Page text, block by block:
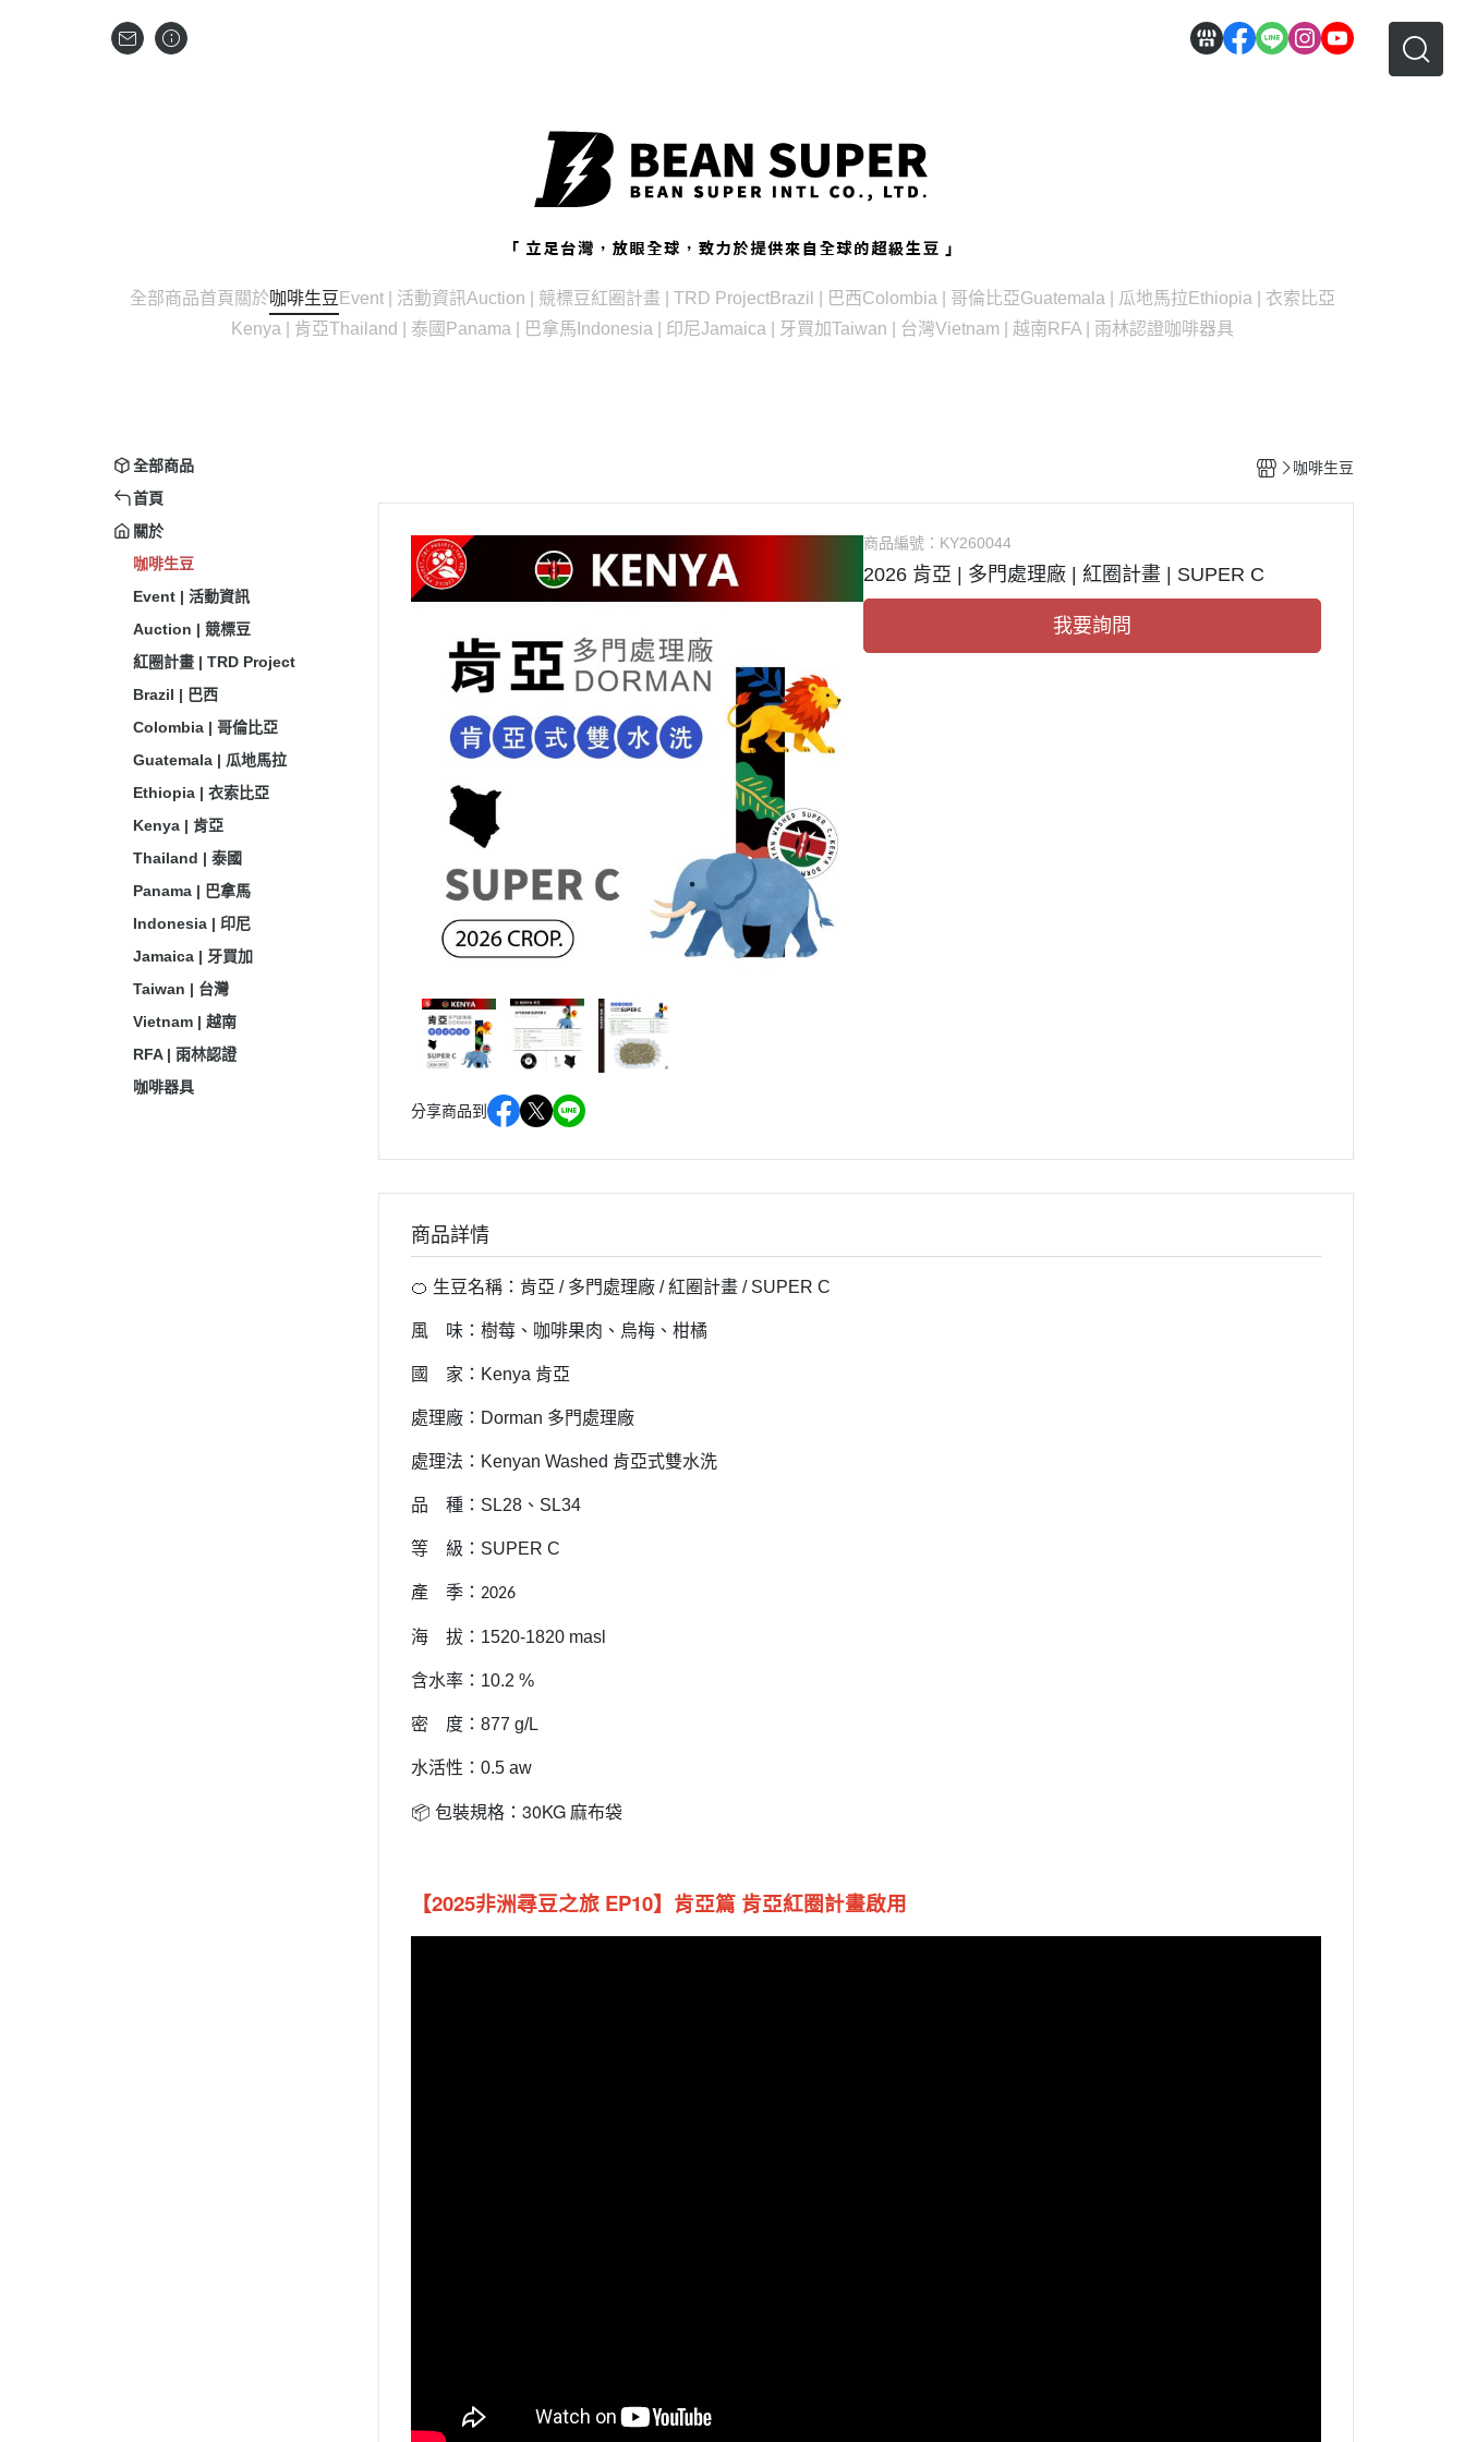
全部商品首頁 關於咖啡生豆 Event | 活動資訊Auction | 競標豆 紅圈計畫 | TRD ProjectBrazil | 巴西Colombia | 哥倫比亞Guatemala | 瓜地馬拉 Ethiopia | 衣索比亞
Kenya | 肯亞Thailand | 泰國 Panama | 巴拿馬 Indonesia | 印尼Jamaica | 牙買加Taiwan | 台灣Vietnam | 越南 RFA | 雨林認證咖啡器具
全部商品
首頁
關於
咖啡生豆
Event | 活動資訊
Auction | 競標豆
紅圈計畫 | TRD Project
Brazil | 巴西
Colombia | 哥倫比亞
Guatemala | 瓜地馬拉
Ethiopia | 衣索比亞
Kenya | 肯亞
Thailand | 泰國
Panama | 巴拿馬
Indonesia | 印尼
Jamaica | 牙買加
Taiwan | 台灣
Vietnam | 越南
RFA | 雨林認證
咖啡器具
咖啡生豆
分享商品到
商品編號： KY260044
2026 肯亞 | 多門處理廠 | 紅圈計畫 | SUPER C
我要詢問
商品詳情
🍊 生豆名稱： 肯亞 / 多門處理廠 / 紅圈計畫 / SUPER C
風 味：樹莓、咖啡果肉、烏梅、柑橘
國 家：Kenya 肯亞
處理廠：Dorman 多門處理廠
處理法：Kenyan Washed 肯亞式雙水洗
品 種：SL28、SL34
等 級：SUPER C
產 季： 2026
海 拔：1520-1820 masl
含水率：10.2 %
密 度：877 g/L
水活性：0.5 aw
📦 包裝規格：30KG 麻布袋
【2025非洲尋豆之旅 EP10】肯亞篇 肯亞紅圈計畫啟用